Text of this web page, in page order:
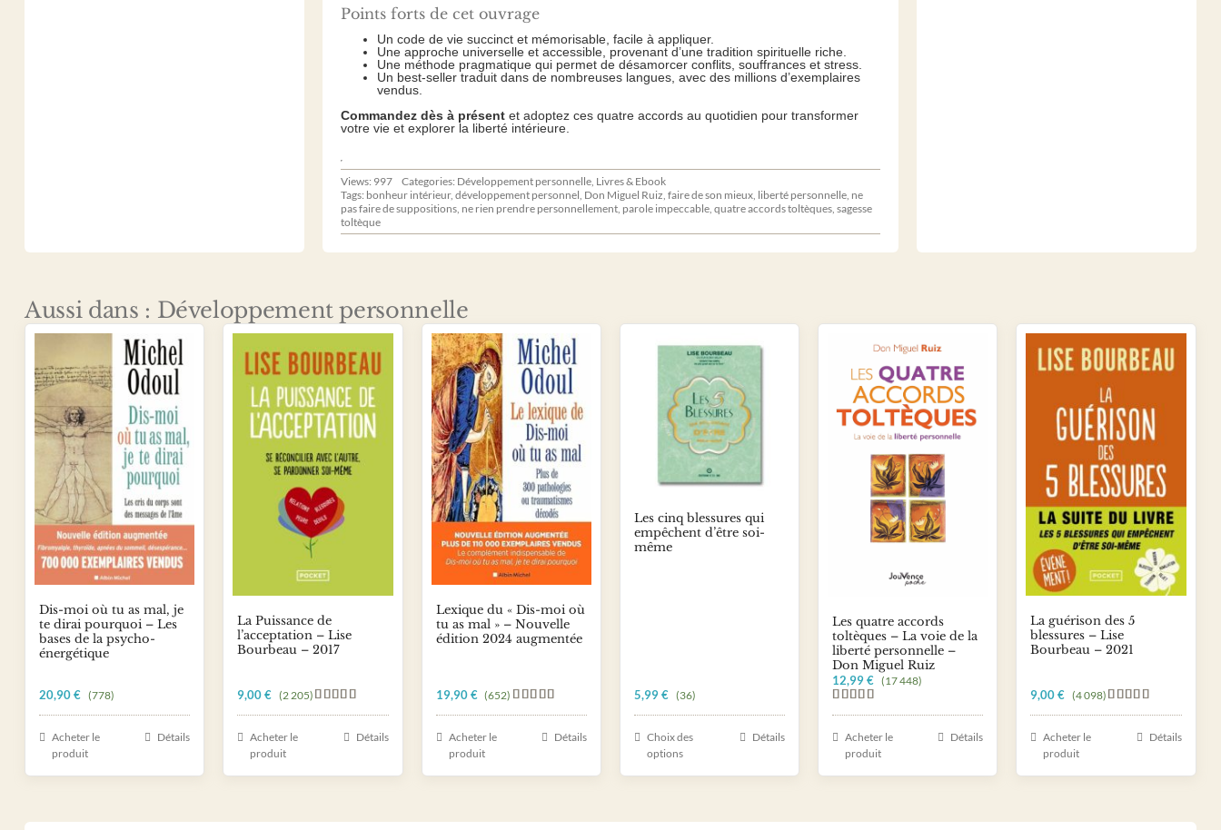
Points forts de cet ouvrage
Un code de vie succinct et mémorisable, facile à appliquer.
Une approche universelle et accessible, provenant d’une tradition spirituelle riche.
Une méthode pragmatique qui permet de désamorcer conflits, souffrances et stress.
Un best-seller traduit dans de nombreuses langues, avec des millions d’exemplaires
vendus.
Commandez dès à présentet adoptez ces quatre accords au quotidien pour transformer
votre vie et explorer la liberté intérieure.
Views: 997 Categories: Développement personnelle, Livres & Ebook
Tags: bonheur intérieur, développement personnel, Don Miguel Ruiz, faire de son mieux, liberté personnelle, ne
pas faire de suppositions, ne rien prendre personnellement, parole impeccable, quatre accords toltèques, sagesse
toltèque
Aussi dans : Développement personnelle
Dis-moi où tu as mal, je
te dirai pourquoi – Les
bases de la psycho-
énergétique
20,90€ (778)
Acheter le
produit
Détails
La Puissance de
l’acceptation – Lise
Bourbeau – 2017
Note5.00
9,00€ (2 205)
Acheter le
produit
Détails
Lexique du « Dis-moi où
tu as mal » – Nouvelle
édition 2024 augmentée
Note5.00
19,90€ (652)
Acheter le
produit
Détails
Les cinq blessures qui
empêchent d’être soi-
même
5,99€ (36)
Choix des
options
Les
Détails
Les quatre accords
toltèques – La voie de la
liberté personnelle –
Don Miguel Ruiz
Note5.00
sur 5
12,99€ (17 448)
Acheter le
produit
Détails
La guérison des 5
blessures – Lise
Bourbeau – 2021
Note5.00
9,00€ (4 098)
Acheter le
produit
Détails